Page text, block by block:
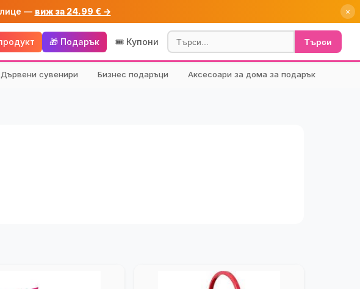
лице — виж за 24.99 € → ×
🎁 Подарък 🎟️ Купони Търси
Дървени сувенири Бизнес подаръци Аксесоари за дома за подарък